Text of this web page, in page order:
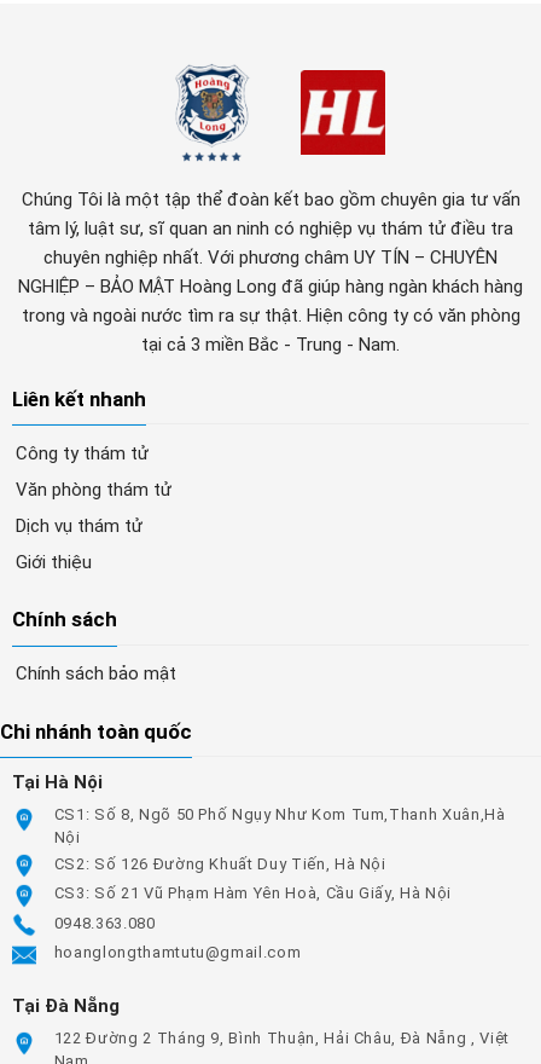
Chúng Tôi là một tập thể đoàn kết bao gồm chuyên gia tư vấn
tâm lý, luật sư, sĩ quan an ninh có nghiệp vụ thám tử điều tra
chuyên nghiệp nhất. Với phương châm UY TÍN – CHUYÊN
NGHIỆP – BẢO MẬT Hoàng Long đã giúp hàng ngàn khách hàng
trong và ngoài nước tìm ra sự thật. Hiện công ty có văn phòng
tại cả 3 miền Bắc - Trung - Nam.
Liên kết nhanh
Công ty thám tử
Văn phòng thám tử
Dịch vụ thám tử
Giới thiệu
Chính sách
Chính sách bảo mật
Chi nhánh toàn quốc
Tại Hà Nội
CS1: Số 8, Ngõ 50 Phố Ngụy Như Kom Tum,Thanh Xuân,Hà
Nội
CS2: Số 126 Đường Khuất Duy Tiến, Hà Nội
CS3: Số 21 Vũ Phạm Hàm Yên Hoà, Cầu Giấy, Hà Nội
0948.363.080
hoanglongthamtutu@gmail.com
Tại Đà Nẵng
122 Đường 2 Tháng 9, Bình Thuận, Hải Châu, Đà Nẵng , Việt